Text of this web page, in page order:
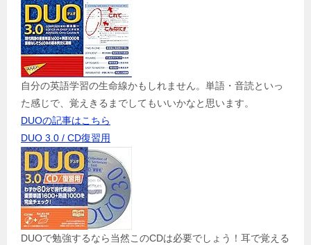
自分の英語学習の生命線かもしれません。単語・音読といっ
た感じで、覚えきるまでしてもいいかなと思います。
DUOの記事はこちら
DUO 3.0 / CD復習用
DUOで勉強するなら当然このCDは必要でしょう！耳で覚える